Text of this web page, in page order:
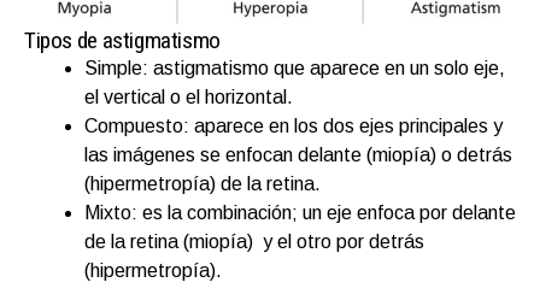
Tipos de astigmatismo
Simple: astigmatismo que aparece en un solo eje,
el vertical o el horizontal.
Compuesto: aparece en los dos ejes principales y
las imágenes se enfocan delante (miopía) o detrás
(hipermetropía) de la retina.
Mixto: es la combinación; un eje enfoca por delante
de la retina (miopía) y el otro por detrás
(hipermetropía).